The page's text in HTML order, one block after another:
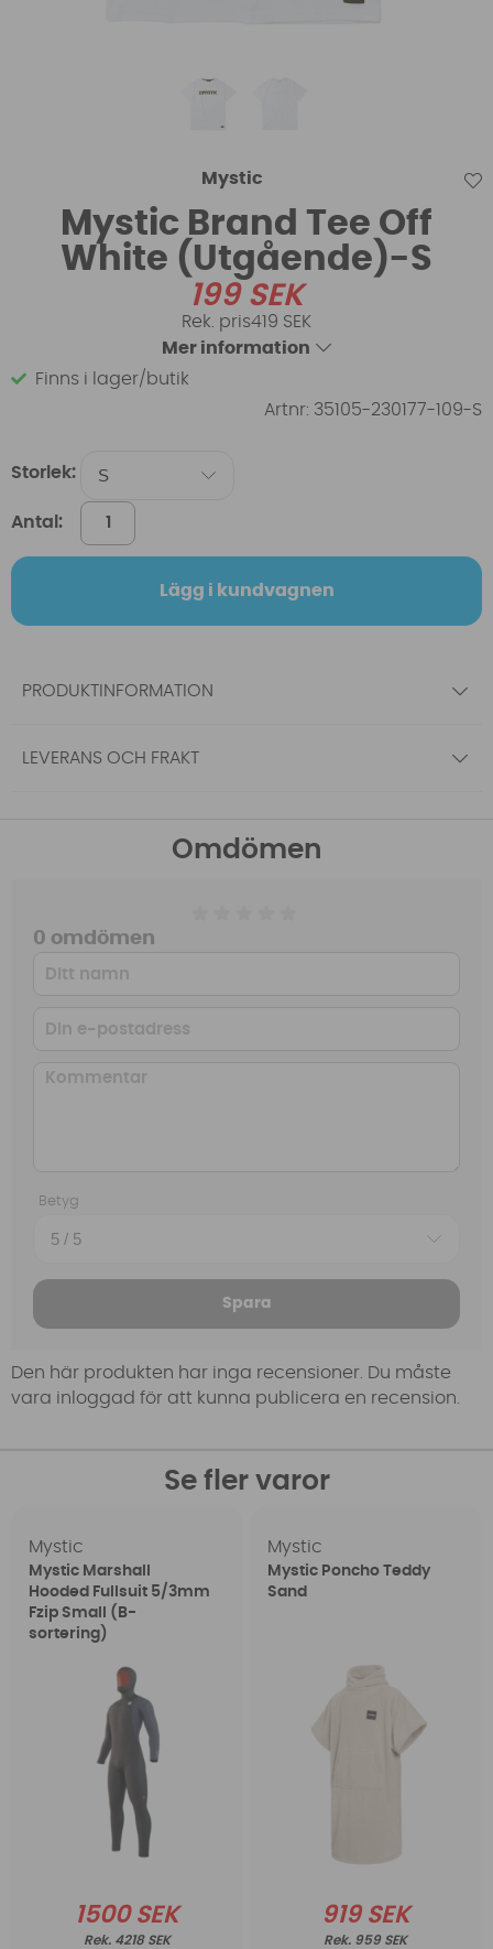
Mystic
Mystic Brand Tee Off
White (Utgående)-S
199SEK
419 SEK
Mer information
Finns i lager/butik
Artnr: 35105-230177-109-S
Storlek:
Antal:
Lägg i kundvagnen
PRODUKTINFORMATION
LEVERANS OCH FRAKT
Omdömen
0 omdömen
Betyg
Spara
Den här produkten har inga recensioner. Du måste
vara inloggad för att kunna publicera en recension.
Se fler varor
Mystic
Mystic Marshall
Hooded Fullsuit 5/3mm
Fzip Small (B-
sortering)
1500 SEK
4218 SEK
Mystic
Mystic Poncho Teddy
Sand
919 SEK
959 SEK